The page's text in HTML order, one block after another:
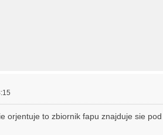
orjentuje to zbiornik fapu znajduje sie